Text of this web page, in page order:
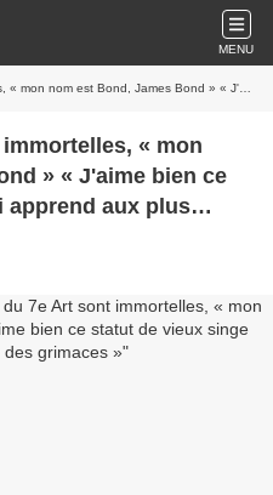
MENU
bien ce statut de vieux singe qui apprend aux plus jeunes à faire des grimaces »
« mon
» « J'aime bien ce
apprend aux plus
»